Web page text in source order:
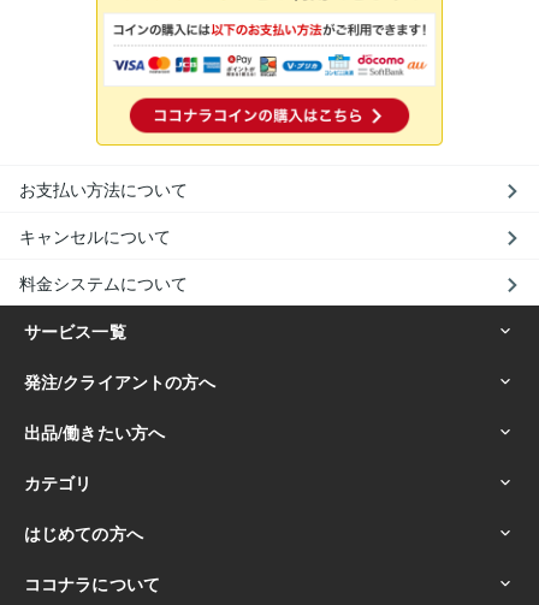
お支払い方法について
キャンセルについて
料金システムについて